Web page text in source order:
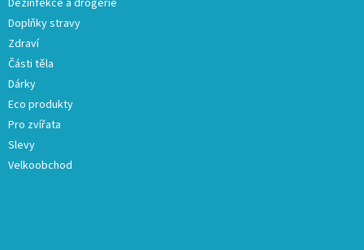
Dezinfekce a drogerie
Doplňky stravy
Zdraví
Části těla
Dárky
Eco produkty
Pro zvířata
Slevy
Velkoobchod